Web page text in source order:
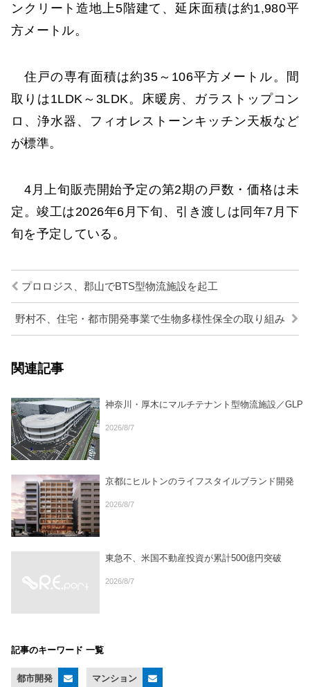
ンクリート造地上5階建て、延床面積は約1,980平
方メートル。
住戸の専有面積は約35～106平方メートル。間
取りは1LDK～3LDK。床暖房、ガラストップコン
ロ、浄水器、フィオレストーンキッチン天板など
が標準。
4月上旬販売開始予定の第2期の戸数・価格は未
定。竣工は2026年6月下旬、引き渡しは同年7月下
旬を予定している。
プロロジス、郡山でBTS型物流施設を起工
野村不、住宅・都市開発事業で生物多様性保全の取り組み
関連記事
神奈川・厚木にマルチテナント型物流施設／GLP
2026/8/7
京都にヒルトンのライフスタイルブランド開発
2026/8/7
東急不、米国不動産投資が累計500億円突破
2026/8/7
記事のキーワード 一覧
都市開発 マンション